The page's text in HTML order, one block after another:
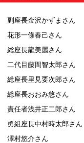
副座長金沢かずま さん
花形一條春己さん
総座長龍美麗さん
二代目藤間智太郎さん
総座長里見要次郎さん
総座長おおみ悠さん
責任者浅井正二郎さん
勇組座長中村時太郎さん
澤村悠介さん